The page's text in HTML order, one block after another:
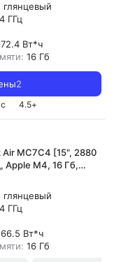
глянцевый
ГГц
72.4 Вт*ч
16 Гб
2
4.5+
MC7C4 [15", 2880
Apple M4, 16 Гб,
глянцевый
ГГц
66.5 Вт*ч
16 Гб